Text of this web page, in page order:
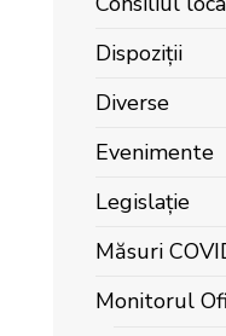
Dispoziții
Diverse
Evenimente
Legislație
Măsuri
Monitorul